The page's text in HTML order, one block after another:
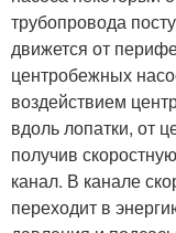
трубопровода
движется от
центробежных
воздействием
вдоль лопатки, от
получив
канал. В канале
переходит в